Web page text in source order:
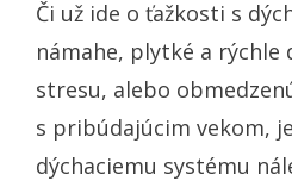
Či už ide o ťažkosti s
námahe, plytké a rýchle
stresu, alebo
s pribúdajúcim vekom,
dýchaciemu systému